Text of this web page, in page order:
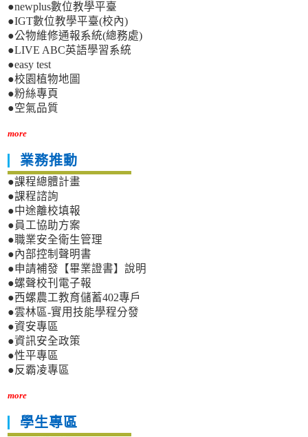
●newplus數位教學平臺
●IGT數位教學平臺(校內)
●公物維修通報系統(總務處)
●LIVE ABC英語學習系統
●easy test
●校園植物地圖
●粉絲專頁
●空氣品質
more
業務推動
●課程總體計畫
●課程諮詢
●中途離校填報
●員工協助方案
●職業安全衛生管理
●內部控制聲明書
●申請補發【畢業證書】說明
●螺聲校刊電子報
●西螺農工教育儲蓄402專戶
●雲林區-實用技能學程分發
●資安專區
●資訊安全政策
●性平專區
●反霸凌專區
more
學生專區